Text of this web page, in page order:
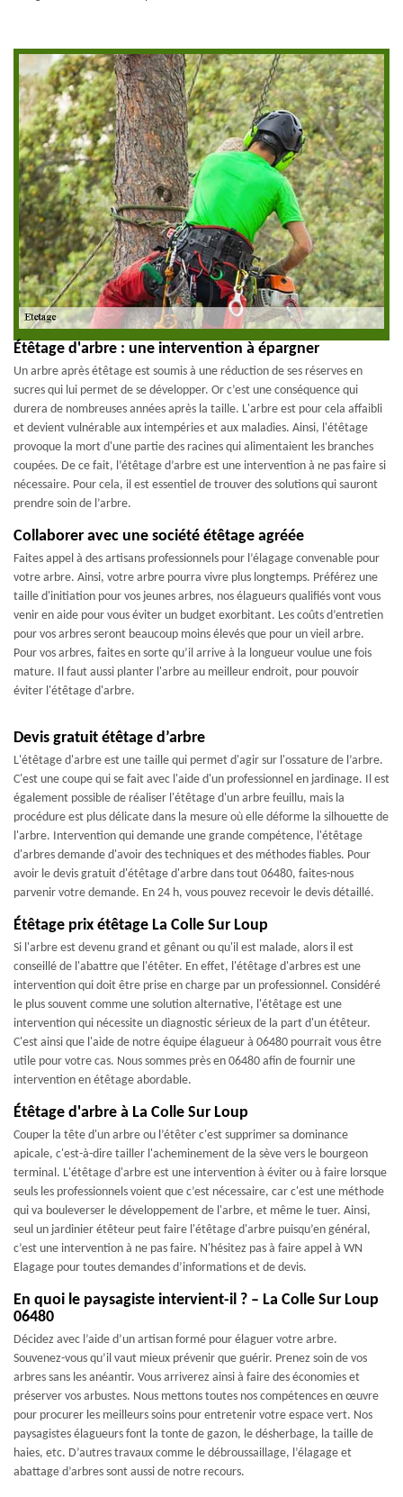
Étêtage d'arbre : une intervention à épargner
Un arbre après étêtage est soumis à une réduction de ses réserves en
sucres qui lui permet de se développer. Or c’est une conséquence qui
durera de nombreuses années après la taille. L'arbre est pour cela affaibli
et devient vulnérable aux intempéries et aux maladies. Ainsi, l'étêtage
provoque la mort d'une partie des racines qui alimentaient les branches
coupées. De ce fait, l’étêtage d’arbre est une intervention à ne pas faire si
nécessaire. Pour cela, il est essentiel de trouver des solutions qui sauront
prendre soin de l’arbre.
Collaborer avec une société étêtage agréée
Faites appel à des artisans professionnels pour l’élagage convenable pour
votre arbre. Ainsi, votre arbre pourra vivre plus longtemps. Préférez une
taille d'initiation pour vos jeunes arbres, nos élagueurs qualifiés vont vous
venir en aide pour vous éviter un budget exorbitant. Les coûts d’entretien
pour vos arbres seront beaucoup moins élevés que pour un vieil arbre.
Pour vos arbres, faites en sorte qu’il arrive à la longueur voulue une fois
mature. Il faut aussi planter l'arbre au meilleur endroit, pour pouvoir
éviter l'étêtage d'arbre.
Devis gratuit étêtage d’arbre
L'étêtage d'arbre est une taille qui permet d'agir sur l'ossature de l’arbre.
C'est une coupe qui se fait avec l'aide d'un professionnel en jardinage. Il est
également possible de réaliser l'étêtage d'un arbre feuillu, mais la
procédure est plus délicate dans la mesure où elle déforme la silhouette de
l'arbre. Intervention qui demande une grande compétence, l'étêtage
d'arbres demande d'avoir des techniques et des méthodes fiables. Pour
avoir le devis gratuit d'étêtage d'arbre dans tout 06480, faites-nous
parvenir votre demande. En 24 h, vous pouvez recevoir le devis détaillé.
Étêtage prix étêtage La Colle Sur Loup
Si l'arbre est devenu grand et gênant ou qu'il est malade, alors il est
conseillé de l'abattre que l'étêter. En effet, l'étêtage d'arbres est une
intervention qui doit être prise en charge par un professionnel. Considéré
le plus souvent comme une solution alternative, l'étêtage est une
intervention qui nécessite un diagnostic sérieux de la part d'un étêteur.
C'est ainsi que l'aide de notre équipe élagueur à 06480 pourrait vous être
utile pour votre cas. Nous sommes près en 06480 afin de fournir une
intervention en étêtage abordable.
Étêtage d'arbre à La Colle Sur Loup
Couper la tête d'un arbre ou l’étêter c'est supprimer sa dominance
apicale, c'est-à-dire tailler l'acheminement de la sève vers le bourgeon
terminal. L'étêtage d'arbre est une intervention à éviter ou à faire lorsque
seuls les professionnels voient que c’est nécessaire, car c'est une méthode
qui va bouleverser le développement de l'arbre, et même le tuer. Ainsi,
seul un jardinier étêteur peut faire l'étêtage d'arbre puisqu’en général,
c’est une intervention à ne pas faire. N'hésitez pas à faire appel à WN
Elagage pour toutes demandes d’informations et de devis.
En quoi le paysagiste intervient-il ? – La Colle Sur Loup
06480
Décidez avec l’aide d’un artisan formé pour élaguer votre arbre.
Souvenez-vous qu’il vaut mieux prévenir que guérir. Prenez soin de vos
arbres sans les anéantir. Vous arriverez ainsi à faire des économies et
préserver vos arbustes. Nous mettons toutes nos compétences en œuvre
pour procurer les meilleurs soins pour entretenir votre espace vert. Nos
paysagistes élagueurs font la tonte de gazon, le désherbage, la taille de
haies, etc. D’autres travaux comme le débroussaillage, l’élagage et
abattage d’arbres sont aussi de notre recours.